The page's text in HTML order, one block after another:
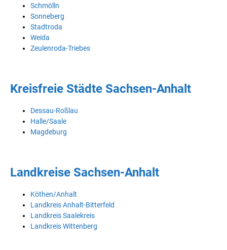
Schmölln
Sonneberg
Stadtroda
Weida
Zeulenroda-Triebes
Kreisfreie Städte Sachsen-Anhalt
Dessau-Roßlau
Halle/Saale
Magdeburg
Landkreise Sachsen-Anhalt
Köthen/Anhalt
Landkreis Anhalt-Bitterfeld
Landkreis Saalekreis
Landkreis Wittenberg